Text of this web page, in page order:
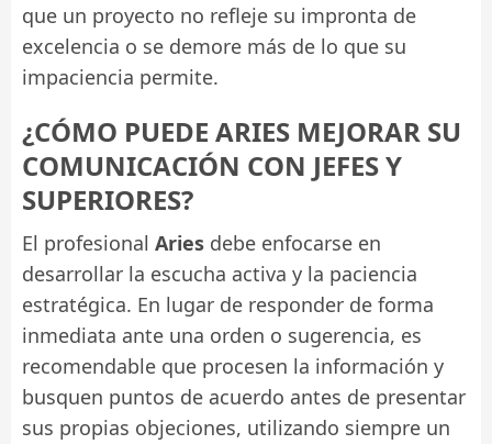
que un proyecto no refleje su impronta de
excelencia o se demore más de lo que su
impaciencia permite.
¿CÓMO PUEDE ARIES MEJORAR SU
COMUNICACIÓN CON JEFES Y
SUPERIORES?
El profesional Aries debe enfocarse en
desarrollar la escucha activa y la paciencia
estratégica. En lugar de responder de forma
inmediata ante una orden o sugerencia, es
recomendable que procesen la información y
busquen puntos de acuerdo antes de presentar
sus propias objeciones, utilizando siempre un